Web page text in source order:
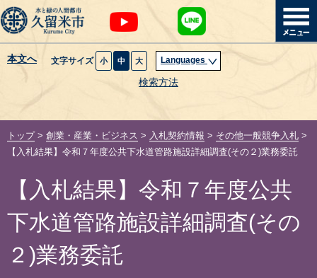
本文へ 文字サイズ 小 中 大 Languages
検索方法
暮らし・届出
健康・医療・福祉
観光魅力・イベント
創業・産業・ビジネス
計画・政策
トップ> 創業・産業・ビジネス > 入札契約情報 > その他一般競争入札 >
【入札結果】令和７年度公共下水道管路施設詳細調査(その２)業務委託
【入札結果】令和７年度公共
下水道管路施設詳細調査(その
２)業務委託